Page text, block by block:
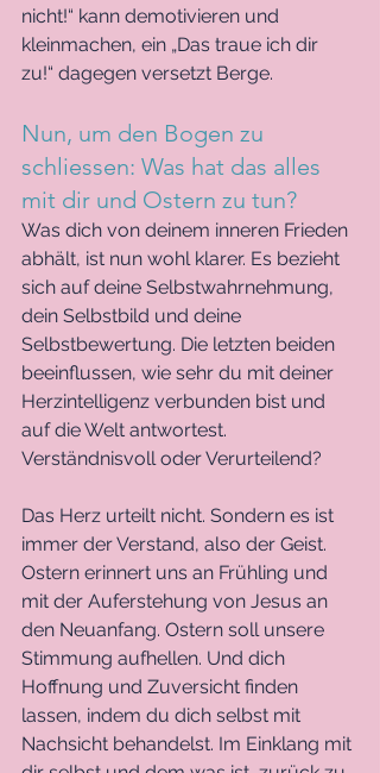
nicht!“ kann demotivieren und
kleinmachen, ein „Das traue ich dir
zu!“ dagegen versetzt Berge.
Nun, um den Bogen zu
schliessen: Was hat das alles
mit dir und Ostern zu tun?
Was dich von deinem inneren Frieden
abhält, ist nun wohl klarer. Es bezieht
sich auf deine Selbstwahrnehmung,
dein Selbstbild und deine
Selbstbewertung. Die letzten beiden
beeinflussen, wie sehr du mit deiner
Herzintelligenz verbunden bist und
auf die Welt antwortest.
Verständnisvoll oder Verurteilend?
Das Herz urteilt nicht. Sondern es ist
immer der Verstand, also der Geist.
Ostern erinnert uns an Frühling und
mit der Auferstehung von Jesus an
den Neuanfang. Ostern soll unsere
Stimmung aufhellen. Und dich
Hoffnung und Zuversicht finden
lassen, indem du dich selbst mit
Nachsicht behandelst. Im Einklang mit